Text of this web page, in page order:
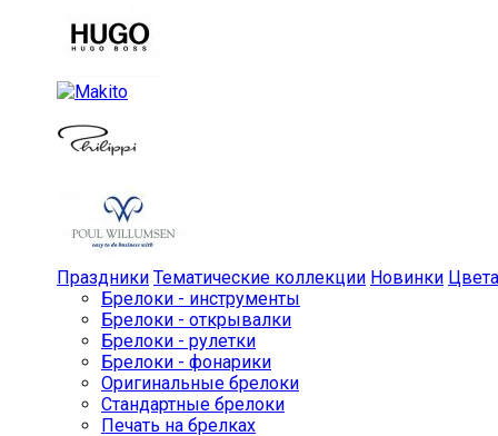
Праздники Тематические коллекции Новинки Цвета
Брелоки - инструменты
Брелоки - открывалки
Брелоки - рулетки
Брелоки - фонарики
Оригинальные брелоки
Стандартные брелоки
Печать на брелках